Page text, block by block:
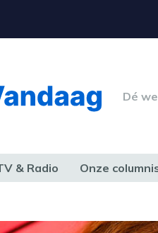
Dé
& Radio Onze